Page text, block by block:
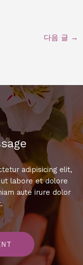
다음 글 →
adipisicing elit,
labore et dolore
aute irure dolor